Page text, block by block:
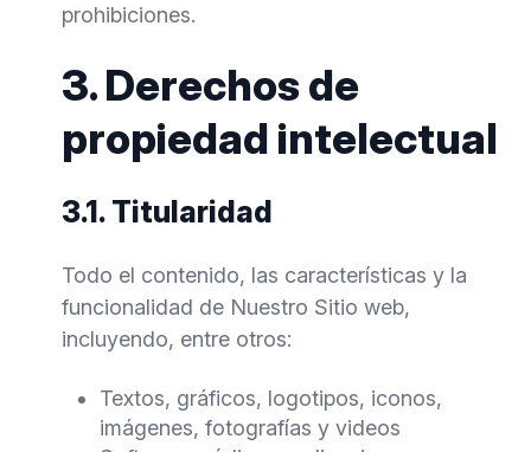
prohibiciones.
3. Derechos de
propiedad intelectual
3.1. Titularidad
Todo el contenido, las características y la
funcionalidad de Nuestro Sitio web,
incluyendo, entre otros:
Textos, gráficos, logotipos, iconos,
imágenes, fotografías y videos